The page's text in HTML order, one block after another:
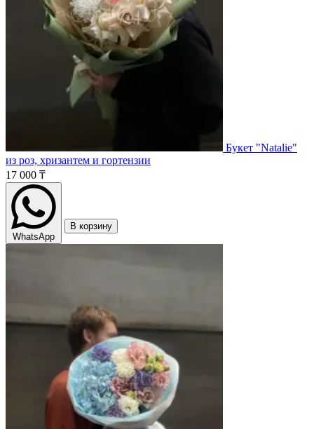
Букет "Natalie"
из роз, хризантем и гортензии
17 000 ₸
WhatsApp
В корзину